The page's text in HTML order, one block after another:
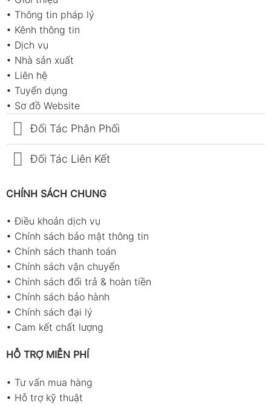
• Thông tin pháp lý
• Kênh thông tin
• Dịch vụ
• Nhà sản xuất
• Liên hệ
• Tuyển dụng
• Sơ đồ Website
Đối Tác Phân Phối
Đối Tác Liên Kết
CHÍNH SÁCH CHUNG
•Điều khoản dịch vụ
• Chính sách bảo mật thông tin
• Chính sách thanh toán
• Chính sách vận chuyển
• Chính sách đổi trả & hoàn tiền
• Chính sách bảo hành
• Chính sách đại lý
• Cam kết chất lượng
HỖ TRỢ MIỄN PHÍ
• Tư vấn mua hàng
• Hỗ trợ kỹ thuật